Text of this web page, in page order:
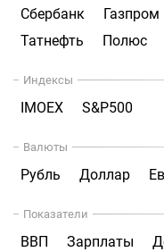
Сбербанк Газпром
Татнефть
Полюс
Индексы
IMOEX S&P500
Валюты
Рубль Доллар
Показатели
ВВП Зарплаты